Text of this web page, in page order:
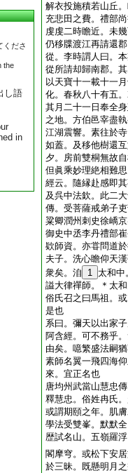
くださ
the
し語
in
解衣投施積若山丘
充悲田之費。禮部
虔虔二時瞻近。未
仍移牒渡江再請還
從。李時謂人曰。
從所請却歸南郡。
以天寶十一載十一
化。春秋八十有五
其月二十一日奉全
之地。方伯邑宰盡
江湖震響。素往於
如蓋。及移他樹還
夕。房前雙桐無故
但眞乘妙理絶相難
經云。隨縁赴感即
及呉中法欽。此二
傳。受菩薩戒弟子
粱卿潤州刺史徐嶠
御史中丞李丹禮部
欵師資。亦甞問道
夫子。洗心瞻仰天
衆矣。洎
1 太和中
謚大律禪師。＊太
俗氏召之曰馬祖。
是也
系曰。彌天以出家
阿含經。可不務乎
由矣。噫繁盛法嗣
素師名翼一飛四海
來。宜正名也
唐均州武當山慧忠傳
釋慧忠。俗姓冉氏
或謂期頤之年。肌
學法受雙峯。默默
歴試名山。五嶺羅
閣摩穹。或松下安
於三昧。既懸明月